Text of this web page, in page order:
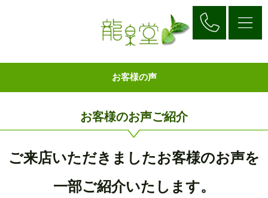
お客様の声
お客様のお声ご紹介
ご来店いただき ましたお客様のお声を
一部ご紹介いたします。